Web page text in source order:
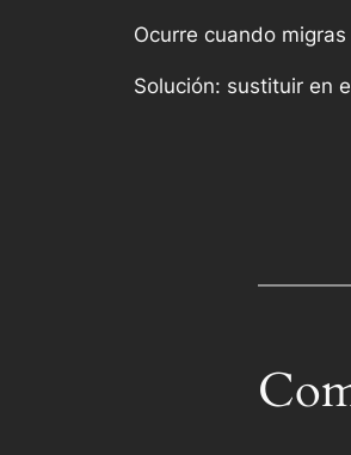
Ocurre cuando
Solución: sustituir en